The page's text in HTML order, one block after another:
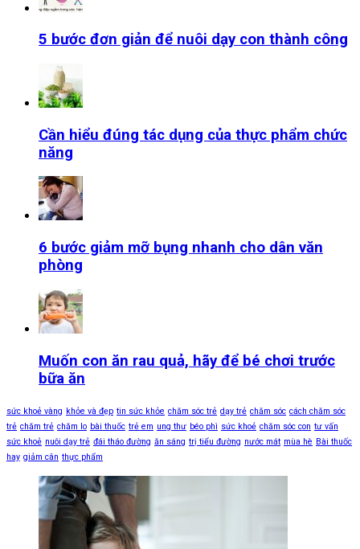
5 bước đơn giản để nuôi dạy con thành công
Cần hiểu đúng tác dụng của thực phẩm chức
năng
6 bước giảm mỡ bụng nhanh cho dân văn
phòng
Muốn con ăn rau quả, hãy để bé chơi trước
bữa ăn
sức khoẻ vàng khỏe và đẹp tin sức khỏe chăm sóc trẻ dạy trẻ chăm sóc cách chăm sóc
trẻ chăm trẻ chăm lo bài thuốc trẻ em ung thư béo phì sức khoẻ chăm sóc con tư vấn
sức khoẻ nuôi dạy trẻ đái tháo đường ăn sáng trị tiểu đường nước mát mùa hè Bài thuốc
hay giảm cân thực phẩm